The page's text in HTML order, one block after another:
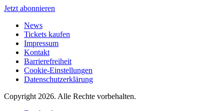
Jetzt abonnieren
News
Tickets kaufen
Impressum
Kontakt
Barrierefreiheit
Cookie-Einstellungen
Datenschutzerklärung
Copyright 2026. Alle Rechte vorbehalten.